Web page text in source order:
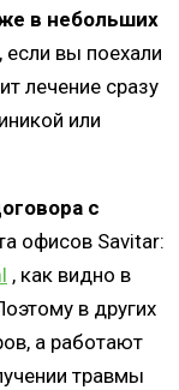
в небольших
, если вы поехали
лечение сразу
или
с
офисов Savitar:
, как видно в
в других
а работают
травмы